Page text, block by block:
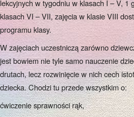
lekcyjnych w tygodniu w klasach I – V, 1
klasach VI – VII, zajęcia w klasie VIII
programu klasy.
W zajęciach uczestniczą zarówno
jest bowiem nie tyle samo nauczenie
drutach, lecz rozwinięcie w nich cech
dziecka. Chodzi tu przede wszystkim o:
ćwiczenie sprawności rąk,